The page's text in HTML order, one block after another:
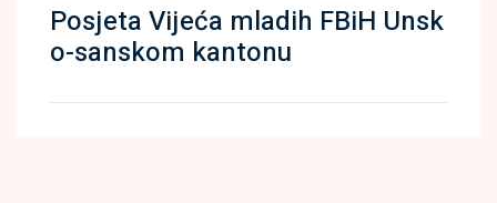
Posjeta Vijeća mladih FBiH Unsk
o-sanskom kantonu